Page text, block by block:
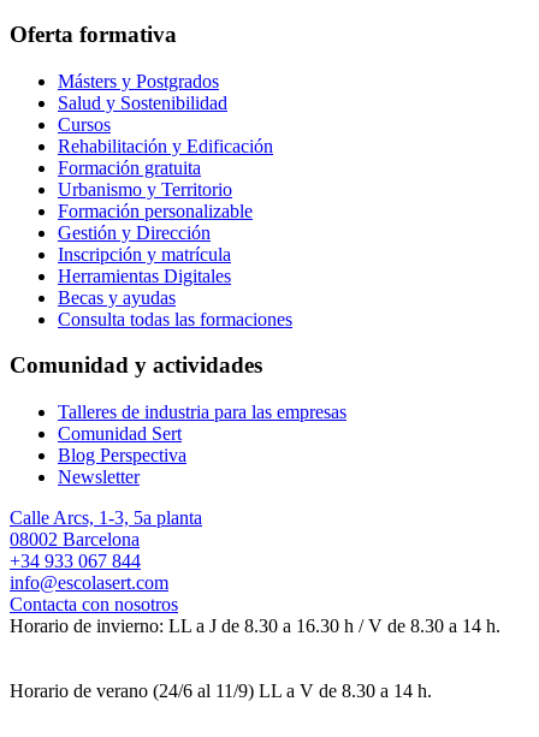
Oferta formativa
Másters y Postgrados
Salud y Sostenibilidad
Cursos
Rehabilitación y Edificación
Formación gratuita
Urbanismo y Territorio
Formación personalizable
Gestión y Dirección
Inscripción y matrícula
Herramientas Digitales
Becas y ayudas
Consulta todas las formaciones
Comunidad y actividades
Talleres de industria para las empresas
Comunidad Sert
Blog Perspectiva
Newsletter
Calle Arcs, 1-3, 5a planta
08002 Barcelona
+34 933 067 844
info@escolasert.com
Contacta con nosotros
Horario de invierno: LL a J de 8.30 a 16.30 h / V de 8.30 a 14 h.
Horario de verano (24/6 al 11/9) LL a V de 8.30 a 14 h.